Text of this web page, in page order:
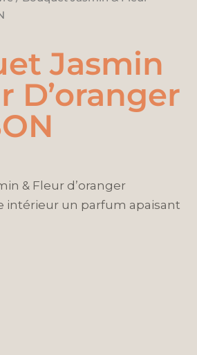
Jasmin
D’oranger
& Fleur d’oranger
intérieur un parfum apaisant